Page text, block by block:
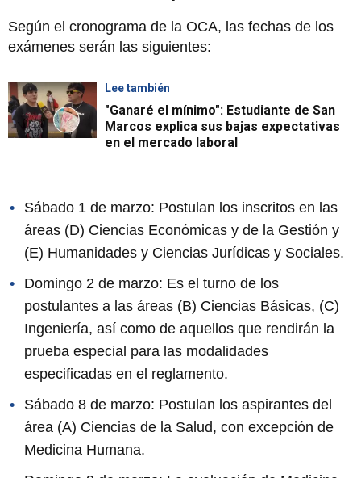
Según el cronograma de la OCA, las fechas de los
exámenes serán las siguientes:
Lee también
"Ganaré el mínimo": Estudiante de San
Marcos explica sus bajas expectativas
en el mercado laboral
Sábado 1 de marzo: Postulan los inscritos en las
áreas (D) Ciencias Económicas y de la Gestión y
(E) Humanidades y Ciencias Jurídicas y Sociales.
Domingo 2 de marzo: Es el turno de los
postulantes a las áreas (B) Ciencias Básicas, (C)
Ingeniería, así como de aquellos que rendirán la
prueba especial para las modalidades
especificadas en el reglamento.
Sábado 8 de marzo: Postulan los aspirantes del
área (A) Ciencias de la Salud, con excepción de
Medicina Humana.